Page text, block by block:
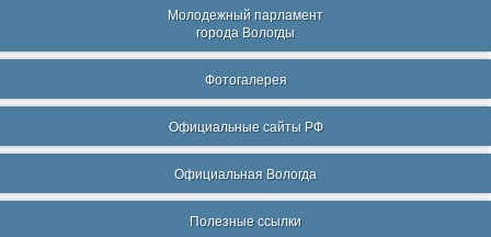
Молодежный парламент
города Вологды
Фотогалерея
Официальные сайты РФ
Официальная Вологда
Полезные ссылки